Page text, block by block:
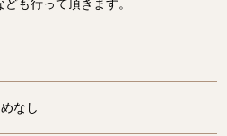
も行って頂きます。
なし